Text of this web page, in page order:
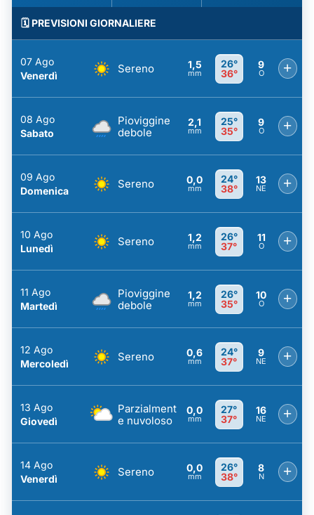
🗓️ PREVISIONI GIORNALIERE
07 Ago
Venerdì
Sereno 1,5
mm
26°
36°
9
O +
08 Ago
Sabato
Pioviggine
debole
2,1
mm
25°
35°
9
O +
09 Ago
Domenica
Sereno 0,0
mm
24°
38°
13
NE +
10 Ago
Lunedì
Sereno 1,2
mm
26°
37°
11
O +
11 Ago
Martedì
Pioviggine
debole
1,2
mm
26°
35°
10
O +
12 Ago
Mercoledì
Sereno 0,6
mm
24°
37°
9
NE +
13 Ago
Giovedì
Parzialment
e nuvoloso
0,0
mm
27°
37°
16
NE +
14 Ago
Venerdì
Sereno 0,0
mm
26°
38°
8
N +